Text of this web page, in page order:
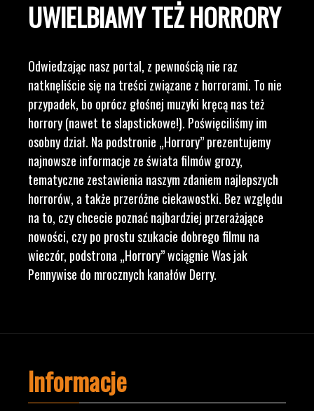
UWIELBIAMY TEŻ HORRORY
Odwiedzając nasz portal, z pewnością nie raz
natknęliście się na treści związane z horrorami. To nie
przypadek, bo oprócz głośnej muzyki kręcą nas też
horrory (nawet te slapstickowe!). Poświęciliśmy im
osobny dział. Na podstronie „Horrory” prezentujemy
najnowsze informacje ze świata filmów grozy,
tematyczne zestawienia naszym zdaniem najlepszych
horrorów, a także przeróżne ciekawostki. Bez względu
na to, czy chcecie poznać najbardziej przerażające
nowości, czy po prostu szukacie dobrego filmu na
wieczór, podstrona „Horrory” wciągnie Was jak
Pennywise do mrocznych kanałów Derry.
Informacje